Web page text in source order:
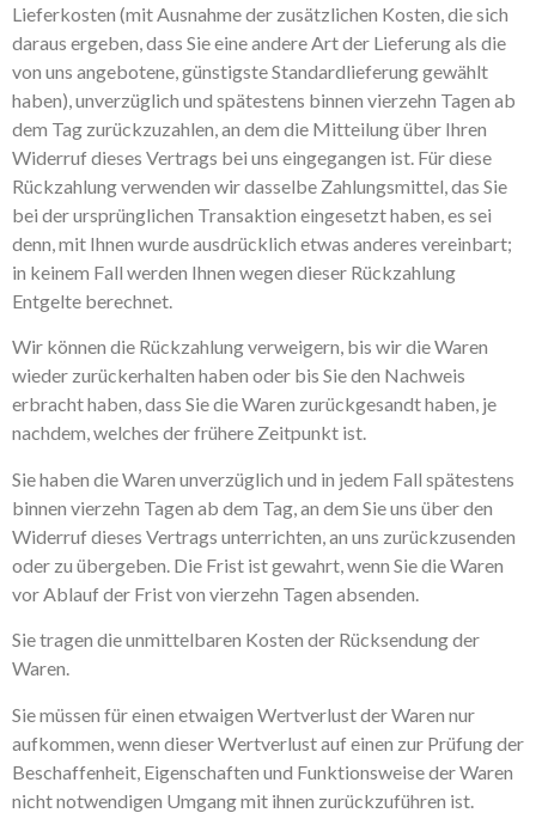
Lieferkosten (mit Ausnahme der zusätzlichen Kosten, die sich
daraus ergeben, dass Sie eine andere Art der Lieferung als die
von uns angebotene, günstigste Standardlieferung gewählt
haben), unverzüglich und spätestens binnen vierzehn Tagen ab
dem Tag zurückzuzahlen, an dem die Mitteilung über Ihren
Widerruf dieses Vertrags bei uns eingegangen ist. Für diese
Rückzahlung verwenden wir dasselbe Zahlungsmittel, das Sie
bei der ursprünglichen Transaktion eingesetzt haben, es sei
denn, mit Ihnen wurde ausdrücklich etwas anderes vereinbart;
in keinem Fall werden Ihnen wegen dieser Rückzahlung
Entgelte berechnet.
Wir können die Rückzahlung verweigern, bis wir die Waren
wieder zurückerhalten haben oder bis Sie den Nachweis
erbracht haben, dass Sie die Waren zurückgesandt haben, je
nachdem, welches der frühere Zeitpunkt ist.
Sie haben die Waren unverzüglich und in jedem Fall spätestens
binnen vierzehn Tagen ab dem Tag, an dem Sie uns über den
Widerruf dieses Vertrags unterrichten, an uns zurückzusenden
oder zu übergeben. Die Frist ist gewahrt, wenn Sie die Waren
vor Ablauf der Frist von vierzehn Tagen absenden.
Sie tragen die unmittelbaren Kosten der Rücksendung der
Waren.
Sie müssen für einen etwaigen Wertverlust der Waren nur
aufkommen, wenn dieser Wertverlust auf einen zur Prüfung der
Beschaffenheit, Eigenschaften und Funktionsweise der Waren
nicht notwendigen Umgang mit ihnen zurückzuführen ist.